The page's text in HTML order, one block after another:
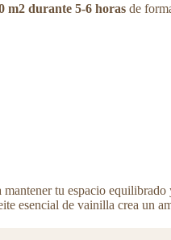
m2 durante 5-6 horas de
tu espacio
esencial de vainilla crea un